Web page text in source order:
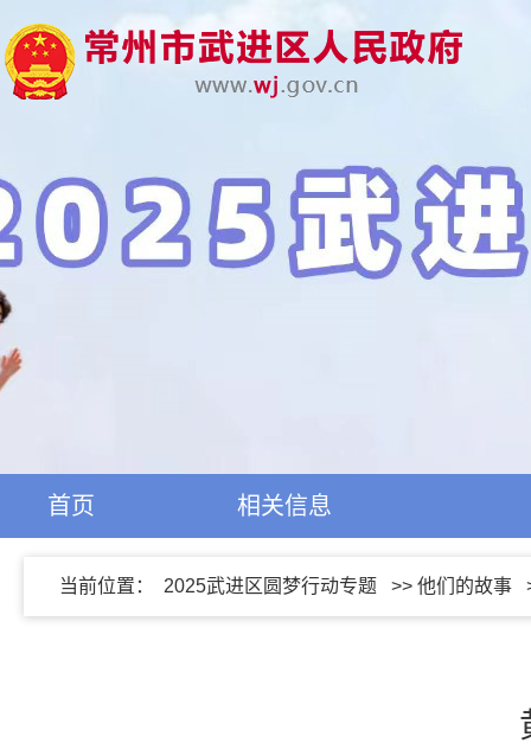
首页 相关信息
当前位置： 2025武进区圆梦行动专题 >> 他们的故事